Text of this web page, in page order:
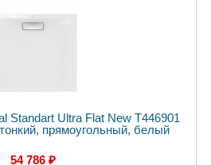
Standart Ultra Flat New T446901
прямоугольный, белый
54 786 ₽